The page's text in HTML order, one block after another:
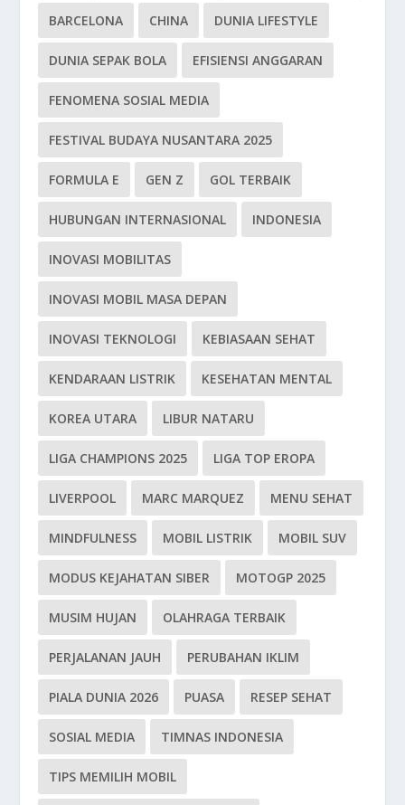
BARCELONA CHINA DUNIA LIFESTYLE
DUNIA SEPAK BOLA EFISIENSI ANGGARAN
FENOMENA SOSIAL MEDIA
FESTIVAL BUDAYA NUSANTARA 2025
FORMULA E GEN Z GOL TERBAIK
HUBUNGAN INTERNASIONAL INDONESIA
INOVASI MOBILITAS
INOVASI MOBIL MASA DEPAN
INOVASI TEKNOLOGI KEBIASAAN SEHAT
KENDARAAN LISTRIK KESEHATAN MENTAL
KOREA UTARA LIBUR NATARU
LIGA CHAMPIONS 2025 LIGA TOP EROPA
LIVERPOOL MARC MARQUEZ MENU SEHAT
MINDFULNESS MOBIL LISTRIK MOBIL SUV
MODUS KEJAHATAN SIBER MOTOGP 2025
MUSIM HUJAN OLAHRAGA TERBAIK
PERJALANAN JAUH PERUBAHAN IKLIM
PIALA DUNIA 2026 PUASA RESEP SEHAT
SOSIAL MEDIA TIMNAS INDONESIA
TIPS MEMILIH MOBIL